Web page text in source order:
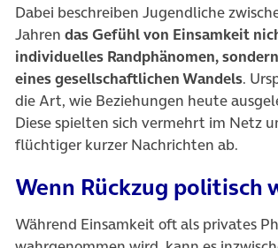
Dabei beschreiben Jugendliche
Jahren das Gefühl von Einsamkeit
individuelles Randphänomen,
eines gesellschaftlichen Wandels.
die Art, wie Beziehungen heute
Diese spielten sich vermehrt im Netz
flüchtiger kurzer Nachrichten ab.
Wenn Rückzug politisch
Während Einsamkeit oft als privates